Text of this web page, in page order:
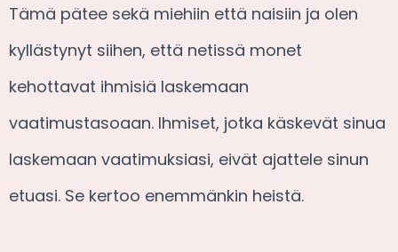
Tämä pätee sekä miehiin että naisiin ja olen
kyllästynyt siihen, että netissä monet
kehottavat ihmisiä laskemaan
vaatimustasoaan. Ihmiset, jotka käskevät sinua
laskemaan vaatimuksiasi, eivät ajattele sinun
etuasi. Se kertoo enemmänkin heistä.